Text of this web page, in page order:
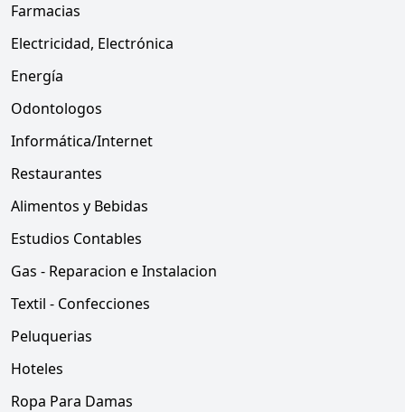
Farmacias
Electricidad, Electrónica
Energía
Odontologos
Informática/Internet
Restaurantes
Alimentos y Bebidas
Estudios Contables
Gas - Reparacion e Instalacion
Textil - Confecciones
Peluquerias
Hoteles
Ropa Para Damas